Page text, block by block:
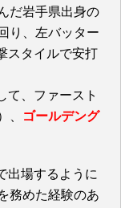
だ岩手県出身の
り、左バッター
スタイルで安打
て、ファースト
、
ゴールデング
出場するように
務めた経験のあ